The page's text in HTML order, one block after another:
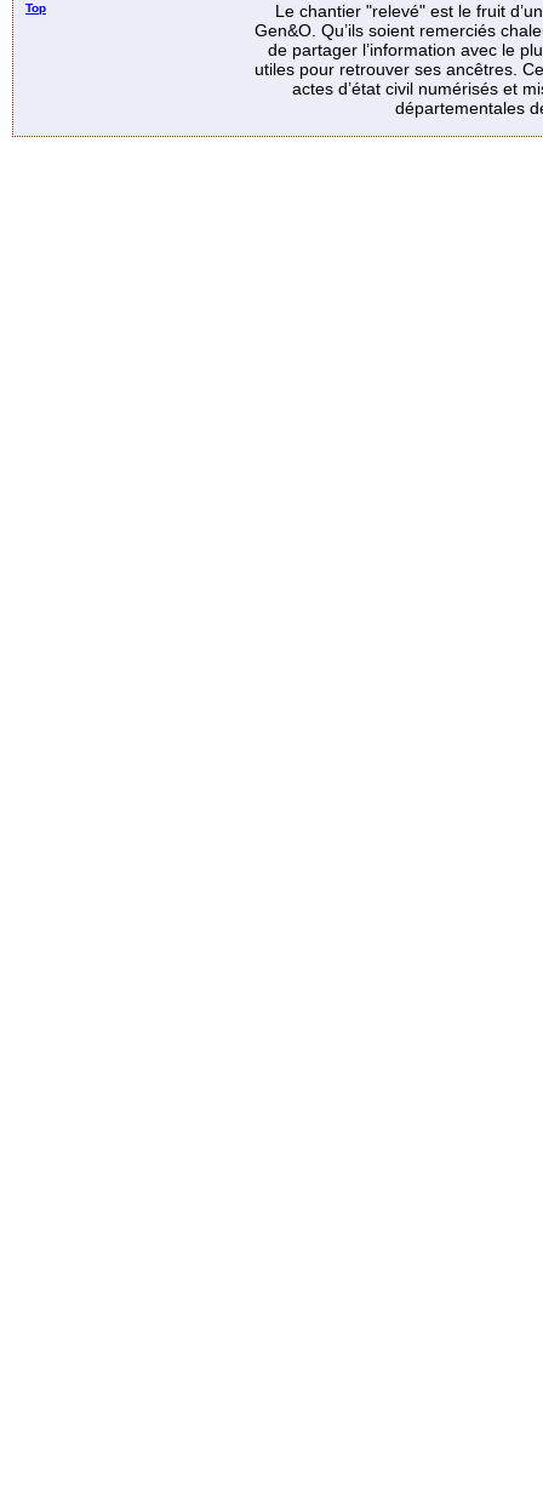
Top
Le chantier "relevé" est le fruit
Gen&O. Qu’ils soient remerciés
de partager l’information avec le
utiles pour retrouver ses ancêtres.
actes d’état civil numérisés et
départementales